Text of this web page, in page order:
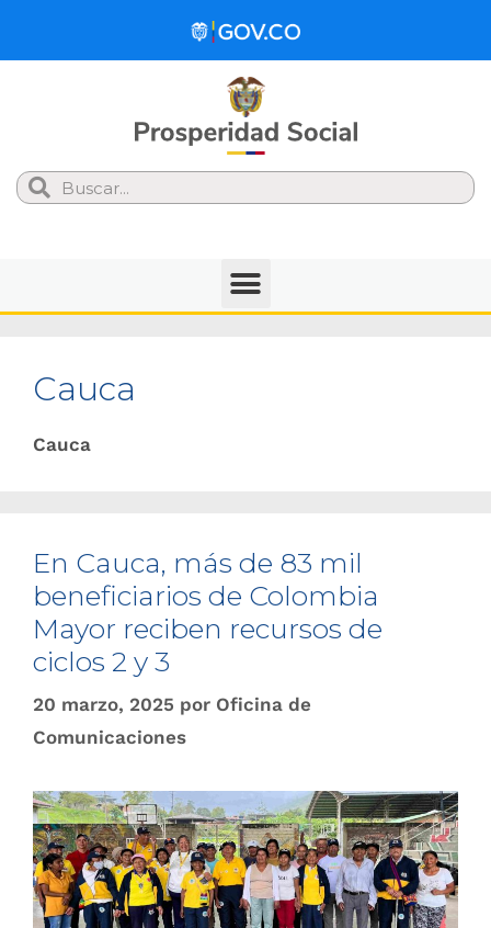
Search
Cauca
Cauca
En Cauca, más de 83 mil
beneficiarios de Colombia
Mayor reciben recursos de
ciclos 2 y 3
20 marzo, 2025 por Oficina de
Comunicaciones